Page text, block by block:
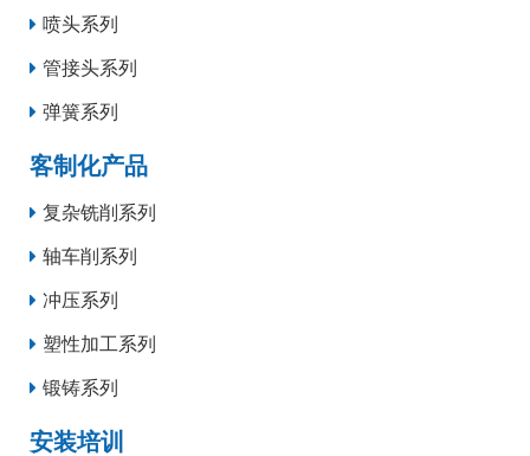
喷头系列
管接头系列
弹簧系列
客制化产品
复杂铣削系列
轴车削系列
冲压系列
塑性加工系列
锻铸系列
安装培训